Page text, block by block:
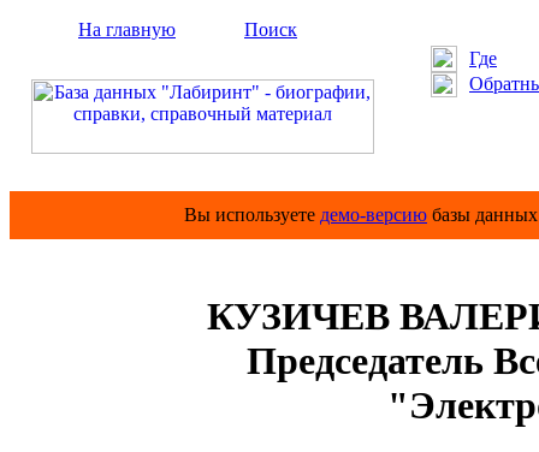
На главную
Поиск
Где
Вы используете демо-версию базы
КУЗИЧЕВ
Председатель